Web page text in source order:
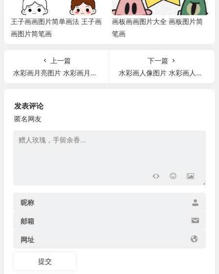
王子画画图片简单画法 王子画
画图片简笔画
画板画画图片大全 画板图片简
笔画
上一篇
水彩画月亮图片 水彩画月亮简单
下一篇
水彩画人像图片 水彩画人像图片素材
发表评论
匿名网友
昵称
邮箱
网址
提交